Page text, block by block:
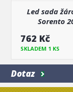
Led sada
Sorento
762 Kč
SKLADEM 1 KS
Dotaz